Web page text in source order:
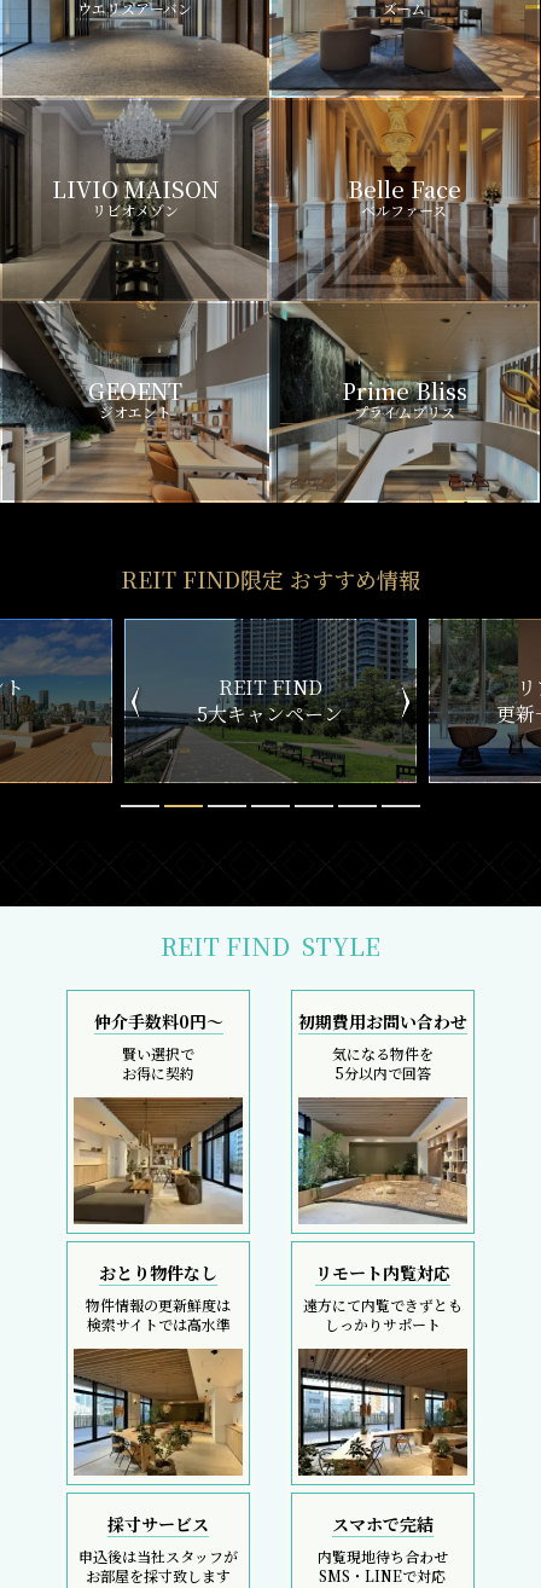
ウエリスアーバン ズーム
LIVIO MAISON
リビオメゾン
Belle Face
ベルファース
GEOENT
ジオエント
Prime Bliss
プライムブリス
REIT FIND限定 おすすめ情報
ン
リアルタイム
更新一覧チェック
新
REIT FIND STYLE
仲介手数料0円～
賢い選択で
お得に契約
初期費用お問い合わせ
気になる物件を
5分以内で回答
おとり物件なし
物件情報の更新鮮度は
検索サイトでは高水準
リモート内覧対応
遠方にて内覧できずとも
しっかりサポート
採寸サービス
申込後は当社スタッフが
お部屋を採寸致します
スマホで完結
内覧現地待ち合わせ
SMS・LINEで対応